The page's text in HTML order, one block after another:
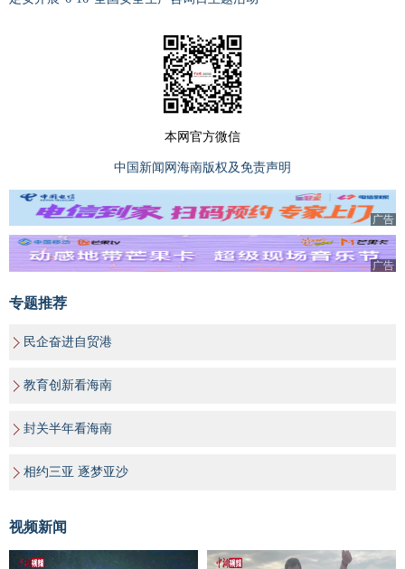
本网官方微信
中国新闻网海南版权及免责声明
广告
广告
专题推荐
民企奋进自贸港
教育创新看海南
封关半年看海南
相约三亚 逐梦亚沙
视频新闻